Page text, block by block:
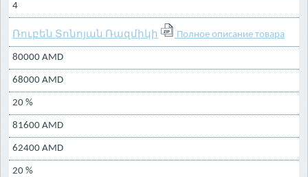
4
Ռուբեն Տոնոյան Ռազմիկի Полное описание товара
80000 AMD
68000 AMD
20 %
81600 AMD
62400 AMD
20 %